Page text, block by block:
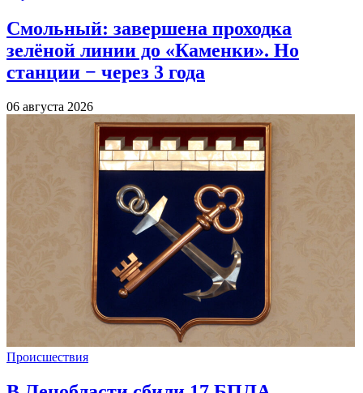
Смольный: завершена проходка
зелёной линии до «Каменки». Но
станции − через 3 года
06 августа 2026
Происшествия